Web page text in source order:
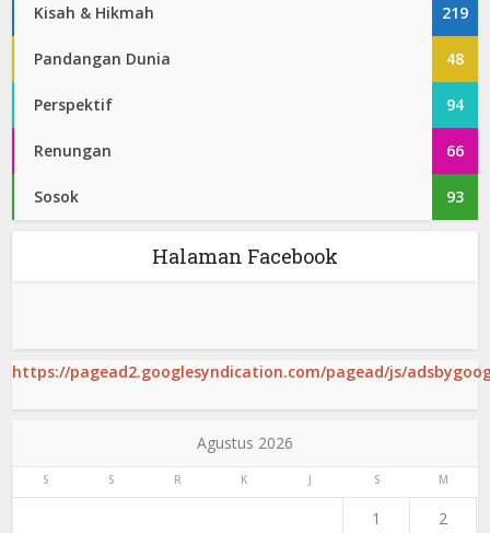
Kisah & Hikmah 219
Pandangan Dunia 48
Perspektif 94
Renungan 66
Sosok 93
Halaman Facebook
https://pagead2.googlesyndication.com/pagead/js/
Agustus 2026
S S R K J S M
1 2